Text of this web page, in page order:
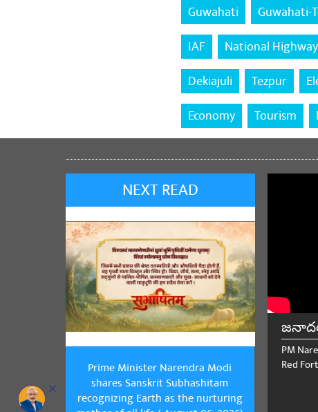
Guwahati
Guwahati-
IAF
National Highway
Dekiajuli
Tezpur
Economy
Tourism
NEXT READ
Prime Minister Narendra Modi
shares Sanskrit Subhashitam
recognizing Earth as the nurturing
PM
Red